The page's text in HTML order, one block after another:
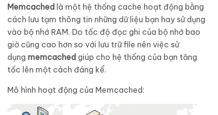
Memcached là một hệ thống cache hoạt động bằng
cách lưu tạm thông tin những dữ liệu bạn hay sử dụng
vào bộ nhớ RAM. Do tốc độ đọc ghi của bộ nhớ bao
giờ cũng cao hơn so với lưu trữ file nên việc sử
dụng memcached giúp cho hệ thống của bạn tăng
tốc lên một cách đáng kể.
Mô hình hoạt động của Memcached: